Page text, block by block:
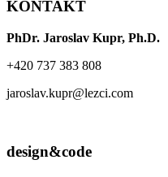
KONTAKT
PhDr. Jaroslav Kupr, Ph.D.
+420 737 383 808
jaroslav.kupr@lezci.com
design&code